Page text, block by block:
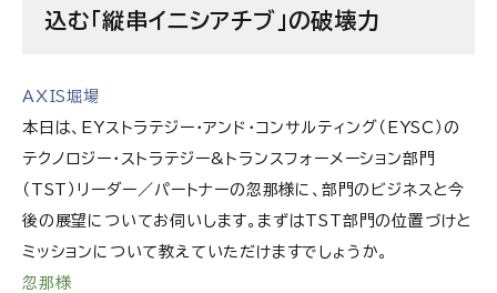
EYストラテジー・アンド・コンサルティング株式会社
込む「縦串イニシアチブ」の破壊力
AXIS堀場
本日は、EYストラテジー・アンド・コンサルティング（EYSC）の
テクノロジー・ストラテジー&トランスフォーメーション部門
（TST）リーダー／パートナーの忽那様に、部門のビジネスと今
後の展望についてお伺いします。まずはTST部門の位置づけと
ミッションについて教えていただけますでしょうか。
忽那様